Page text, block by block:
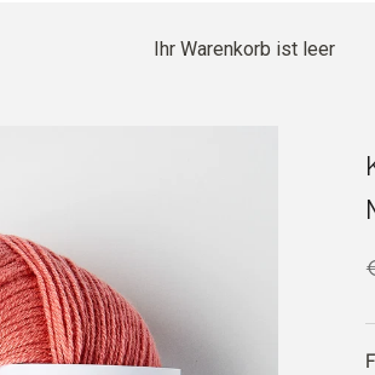
Ihr Warenkorb ist leer